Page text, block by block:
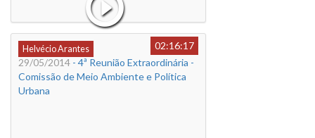
Helvécio Arantes
02:16:17
29/05/2014 - 4ª Reunião Extraordinária -
Comissão de Meio Ambiente e Política
Urbana